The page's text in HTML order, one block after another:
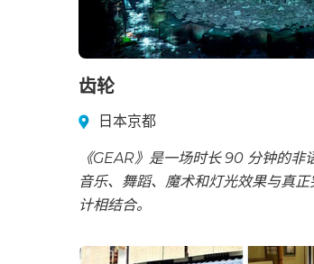
齿轮
日本京都
《GEAR》是一场时长 90 分钟的非
音乐、舞蹈、魔术和灯光效果与真
计相结合。